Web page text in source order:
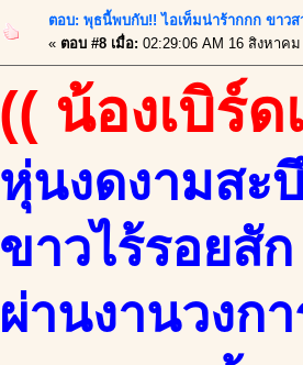
ตอบ: พุธนี้พบกับ!! ไอเท็มน่าร้ากกก ขาว
« ตอบ #8 เมื่อ: 02:29:06 AM 16 สิงหาคม
(( น้องเบิร์ด
หุ่นงดงามสะ
ขาวไร้รอยสั
ผ่านงานวงก